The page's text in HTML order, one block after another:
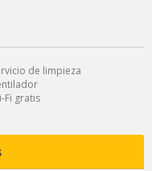
de limpieza
Fi gratis